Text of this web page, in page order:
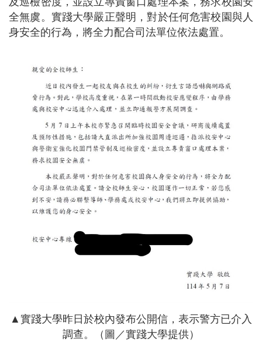
全無虞。實踐大學嚴正聲明，對於任何危害校園與人
身安全的行為，將全力配合司法單位依法處置。
▲實踐大學昨日於校內發布公開信，表示警方已介入
調查。（圖／實踐大學提供）